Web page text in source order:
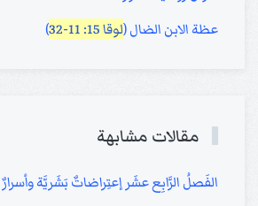
عظة الابن الضال (لوقا 15: 11-32 )
مقالات مشابهة
الفَصلُ الرَّابِع عشَر إعتِراضاتٌ بَشَريَّة